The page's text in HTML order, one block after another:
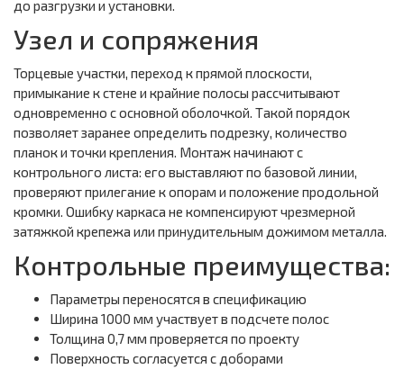
до разгрузки и установки.
Узел и сопряжения
Торцевые участки, переход к прямой плоскости,
примыкание к стене и крайние полосы рассчитывают
одновременно с основной оболочкой. Такой порядок
позволяет заранее определить подрезку, количество
планок и точки крепления. Монтаж начинают с
контрольного листа: его выставляют по базовой линии,
проверяют прилегание к опорам и положение продольной
кромки. Ошибку каркаса не компенсируют чрезмерной
затяжкой крепежа или принудительным дожимом металла.
Контрольные преимущества:
Параметры переносятся в спецификацию
Ширина 1000 мм участвует в подсчете полос
Толщина 0,7 мм проверяется по проекту
Поверхность согласуется с доборами